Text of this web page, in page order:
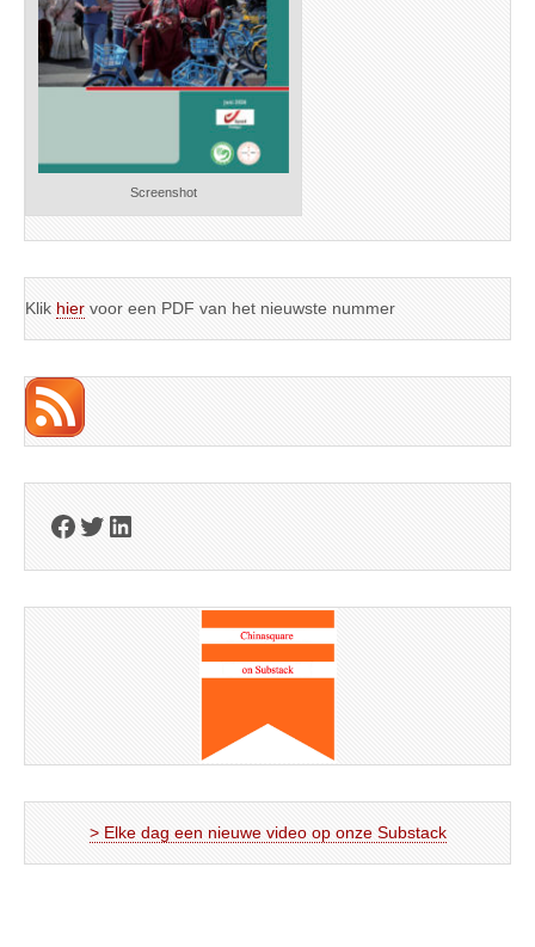
Screenshot
Klik hier voor een PDF van het nieuwste nummer
Facebook
Twitter
LinkedIn
> Elke dag een nieuwe video op onze Substack